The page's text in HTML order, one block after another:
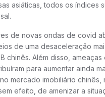
asiáticas, todos os índices
de novas ondas de covid
de uma desaceleração
chinês. Além disso,
para aumentar ainda
mercado imobiliário chinês,
efeito, de amenizar a